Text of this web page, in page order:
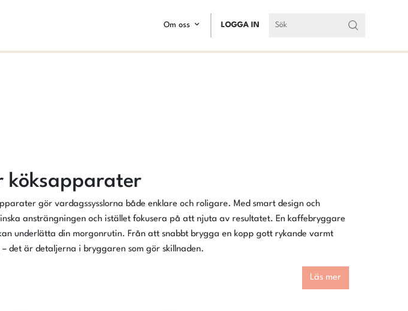
Om oss LOGGA IN
gör vardagssysslorna både enklare och roligare. Med smart design och
ansträngningen och istället fokusera på att njuta av resultatet. En kaffebryggare
underlätta din morgonrutin. Från att snabbt brygga en kopp gott rykande varmt
det är detaljerna i bryggaren som gör skillnaden.
Läs mer